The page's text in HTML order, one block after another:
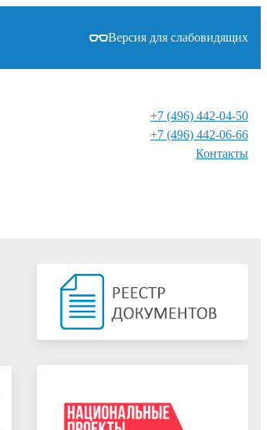
Версия для слабовидящих
+7 (496) 442-04-50
+7 (496) 442-06-66
Контакты⁠